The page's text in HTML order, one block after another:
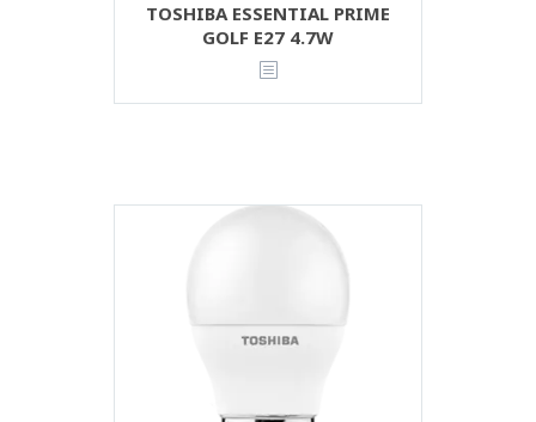
TOSHIBA ESSENTIAL PRIME
GOLF E27 4.7W